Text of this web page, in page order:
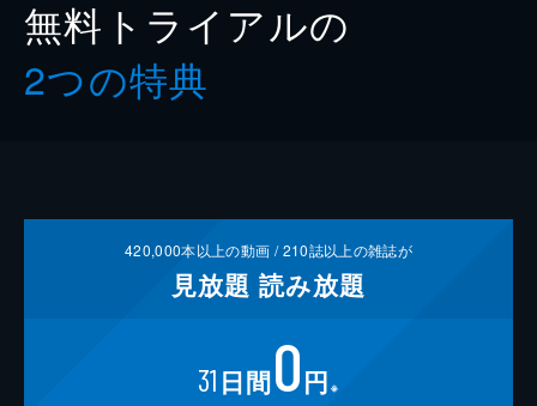
無料トライアルの
2つの特典
420,000本以上の動画 /210誌以上の雑誌が
見放題 読み放題
31 日間0円 ※